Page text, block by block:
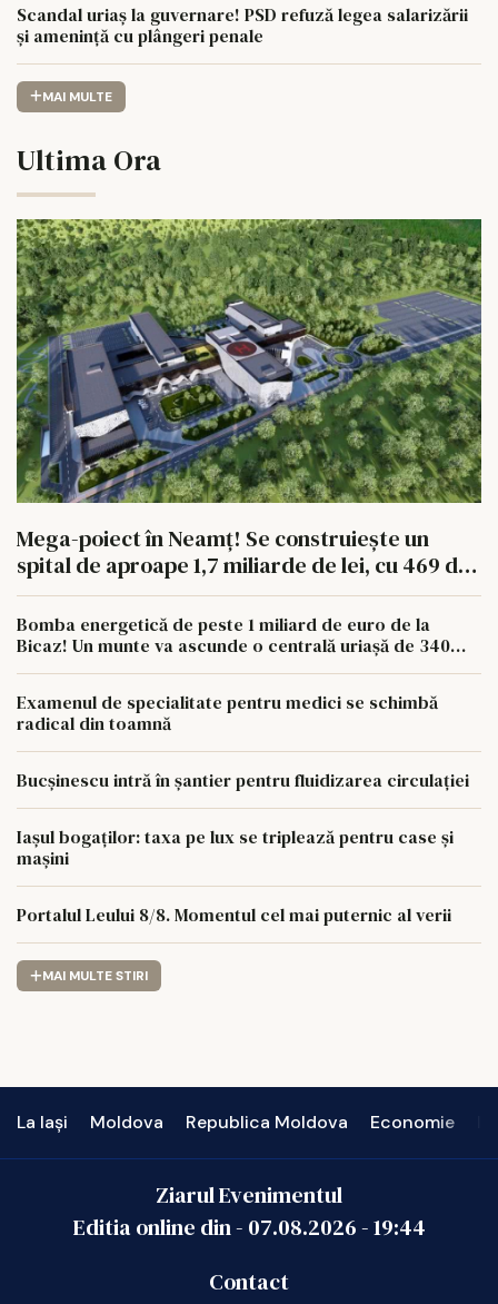
Scandal uriaș la guvernare! PSD refuză legea salarizării
și amenință cu plângeri penale
MAI MULTE
Ultima Ora
Mega-poiect în Neamț! Se construiește un
spital de aproape 1,7 miliarde de lei, cu 469 de
paturi
Bomba energetică de peste 1 miliard de euro de la
Bicaz! Un munte va ascunde o centrală uriașă de 340
Examenul de specialitate pentru medici se schimbă
radical din toamnă
Bucșinescu intră în șantier pentru fluidizarea circulației
Iașul bogaților: taxa pe lux se triplează pentru case și
mașini
Portalul Leului 8/8. Momentul cel mai puternic al verii
MAI MULTE STIRI
La Iași Moldova Republica Moldova Economie
Ziarul Evenimentul
Editia online din - 07.08.2026-19:44
Contact